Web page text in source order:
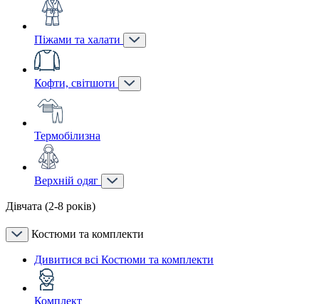
Піжами та халати
Кофти, світшоти
Термобілизна
Верхній одяг
Дівчата (2-8 років)
Костюми та комплекти
Дивитися всі Костюми та комплекти
Комплект